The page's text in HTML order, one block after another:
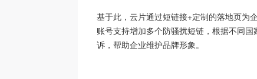
基于此，云片通过短链接+定制的落地页为
账号支持增加多个防骚扰短链，根据不同
诉，帮助企业维护品牌形象。